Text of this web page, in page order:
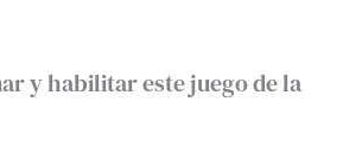
y habilitar este juego de la